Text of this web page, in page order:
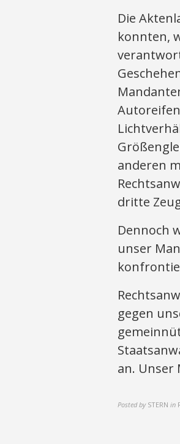
Die
konnten,
anderen
dritte
Dennoch
unser
gegen
an. Unser
Posted by STERN in